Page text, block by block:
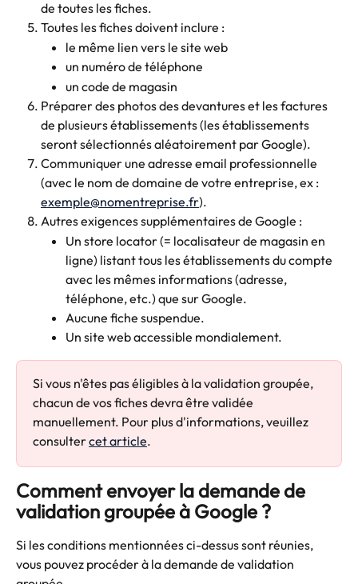
de toutes les fiches.
Toutes les fiches doivent inclure :
le même lien vers le site web
un numéro de téléphone
un code de magasin
Préparer des photos des devantures et les factures
de plusieurs établissements (les établissements
seront sélectionnés aléatoirement par Google).
Communiquer une adresse email professionnelle
(avec le nom de domaine de votre entreprise, ex :
exemple@nomentreprise.fr).
Autres exigences supplémentaires de Google :
Un store locator (= localisateur de magasin en
ligne) listant tous les établissements du compte
avec les mêmes informations (adresse,
téléphone, etc.) que sur Google.
Aucune fiche suspendue.
Un site web accessible mondialement.
Si vous n'êtes pas éligibles à la validation groupée,
chacun de vos fiches devra être validée
manuellement. Pour plus d'informations, veuillez
consulter cet article.
Comment envoyer la demande de
validation groupée à Google ?
Si les conditions mentionnées ci-dessus sont réunies,
vous pouvez procéder à la demande de validation